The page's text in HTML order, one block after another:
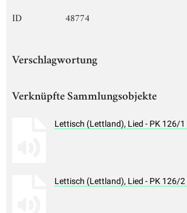
ID
48774
Verschlagwortung
Verknüpfte Sammlungsobjekte
Lettisch (Lettland), Lied - PK 126/
Lettisch (Lettland), Lied - PK 126/